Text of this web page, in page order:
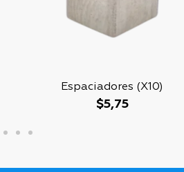
Espaciadores (x10)
$5,75